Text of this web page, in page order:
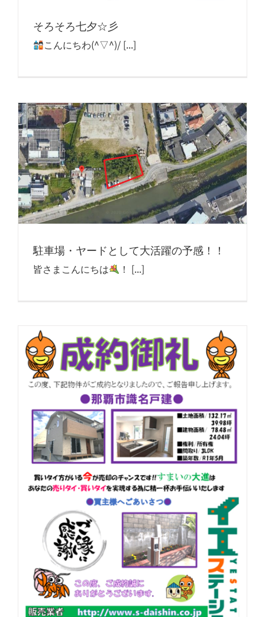
そろそろ七夕☆彡
こんにちわ(^▽^)/ [...]
駐車場・ヤードとして大活躍の予感！！
皆さまこんにちは ！ [...]